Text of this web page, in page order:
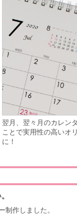
翌月、翌々月のカレン
ことで実用性の高いオ
に！
作しました。